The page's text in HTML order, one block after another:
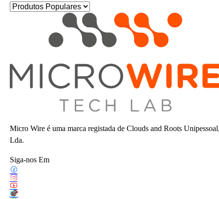
Micro Wire é uma marca registada de Clouds and Roots
Lda.
Siga-nos Em